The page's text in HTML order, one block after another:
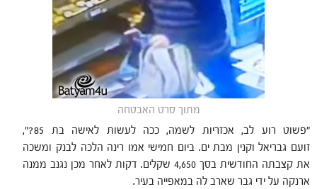
מתוך סרט האבטחה
"פשוט רוע לב, אכזריות לשמה, ככה לעשות לאישה בת 85?",
זועם גבריאל וקנין מבת ים. ביום חמישי אמו רינה הלכה לבנק ומשכה
את קצבתה החודשית בסך 4,650 שקלים. דקות לאחר מכן נגנב ממנה
ארנקה על ידי גבר שארב לה במאפייה בעיר.